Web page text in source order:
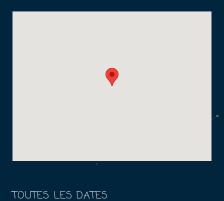
TOUTES LES DATES